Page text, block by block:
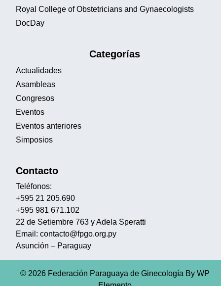
Royal College of Obstetricians and Gynaecologists
DocDay
Categorías
Actualidades
Asambleas
Congresos
Eventos
Eventos anteriores
Simposios
Contacto
Teléfonos:
+595 21 205.690
+595 981 671.102
22 de Setiembre 763 y Adela Speratti
Email: contacto@fpgo.org.py
Asunción – Paraguay
© 2026 Federación Paraguaya de Ginecología By WP